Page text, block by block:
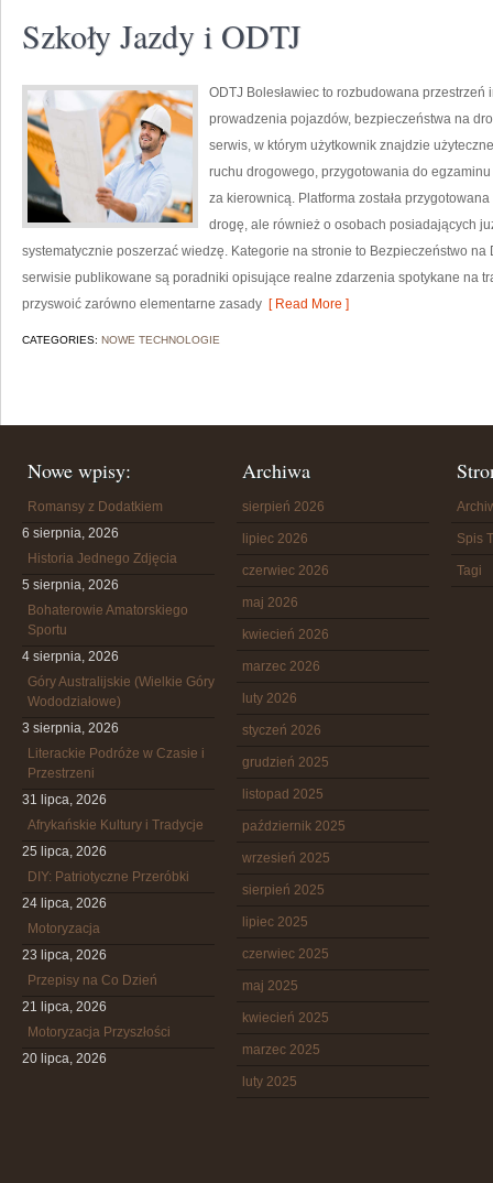
Szkoły Jazdy i ODTJ
ODTJ Bolesławiec to rozbudowana
prowadzenia pojazdów, bezpieczeństwa na
serwis, w którym użytkownik znajdzie
ruchu drogowego, przygotowania do
za kierownicą. Platforma została
drogę, ale również o osobach posiadających
systematycznie poszerzać wiedzę. Kategorie na stronie to Bezpieczeństwo
serwisie publikowane są poradniki opisujące realne zdarzenia spotykane na
przyswoić zarówno elementarne zasady [ Read More ]
CATEGORIES: NOWE TECHNOLOGIE
Nowe wpisy:
Romansy z Dodatkiem
6 sierpnia, 2026
Historia Jednego Zdjęcia
5 sierpnia, 2026
Bohaterowie Amatorskiego
Sportu
4 sierpnia, 2026
Góry Australijskie (Wielkie Góry
Wododziałowe)
3 sierpnia, 2026
Literackie Podróże w Czasie i
Przestrzeni
31 lipca, 2026
Afrykańskie Kultury i Tradycje
25 lipca, 2026
DIY: Patriotyczne Przeróbki
24 lipca, 2026
Motoryzacja
23 lipca, 2026
Przepisy na Co Dzień
21 lipca, 2026
Motoryzacja Przyszłości
20 lipca, 2026
Archiwa
sierpień 2026
lipiec 2026
czerwiec 2026
maj 2026
kwiecień 2026
marzec 2026
luty 2026
styczeń 2026
grudzień 2025
listopad 2025
październik 2025
wrzesień 2025
sierpień 2025
lipiec 2025
czerwiec 2025
maj 2025
kwiecień 2025
marzec 2025
luty 2025
Spis
Tagi